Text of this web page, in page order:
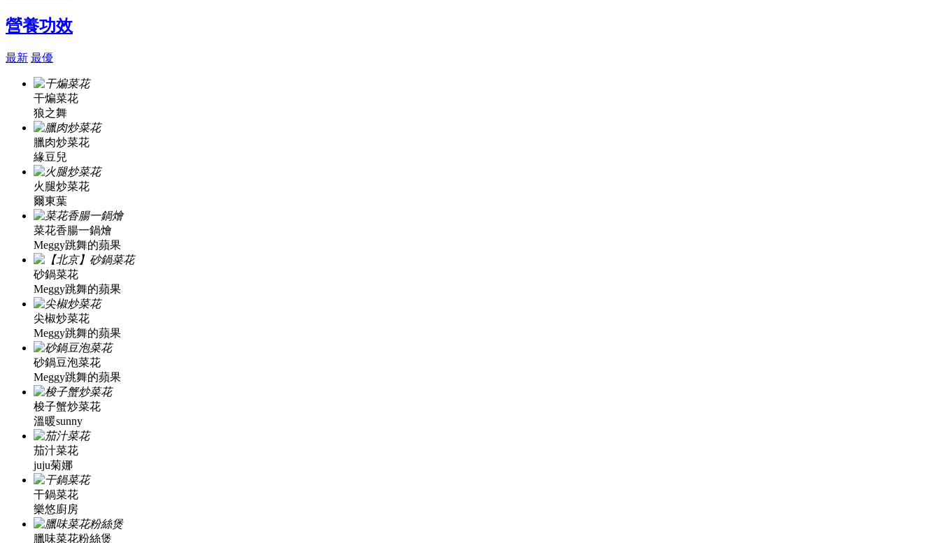
營養功效
最新 最優
干煸菜花
狼之舞
臘肉炒菜花
緣豆兒
火腿炒菜花
爾東葉
菜花香腸一鍋燴
Meggy跳舞的蘋果
砂鍋菜花
Meggy跳舞的蘋果
尖椒炒菜花
Meggy跳舞的蘋果
砂鍋豆泡菜花
Meggy跳舞的蘋果
梭子蟹炒菜花
溫暖sunny
茄汁菜花
juju菊娜
干鍋菜花
樂悠廚房
臘味菜花粉絲煲